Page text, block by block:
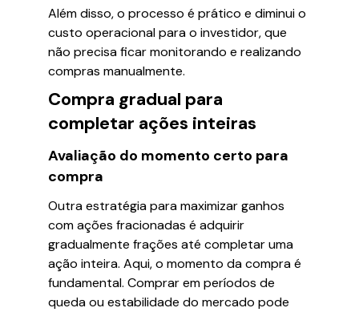
Além disso, o processo é prático e diminui o
custo operacional para o investidor, que
não precisa ficar monitorando e realizando
compras manualmente.
Compra gradual para
completar ações inteiras
Avaliação do momento certo para
compra
Outra estratégia para maximizar ganhos
com ações fracionadas é adquirir
gradualmente frações até completar uma
ação inteira. Aqui, o momento da compra é
fundamental. Comprar em períodos de
queda ou estabilidade do mercado pode